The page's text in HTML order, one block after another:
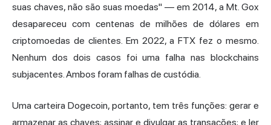
suas chaves, não são suas moedas" — em 2014, a Mt. Gox
desapareceu com centenas de milhões de dólares em
criptomoedas de clientes. Em 2022, a FTX fez o mesmo.
Nenhum dos dois casos foi uma falha nas blockchains
subjacentes. Ambos foram falhas de custódia.
Uma carteira Dogecoin, portanto, tem três funções: gerar e
armazenar as chaves; assinar e divulgar as transações; e ler